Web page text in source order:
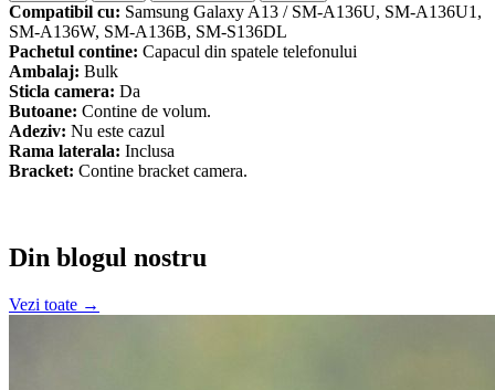
Compatibil cu: Samsung Galaxy A13 / SM-A136U, SM-A136U1,
SM-A136W, SM-A136B, SM-S136DL
Pachetul contine: Capacul din spatele telefonului
Ambalaj: Bulk
Sticla camera: Da
Butoane: Contine de volum.
Adeziv: Nu este cazul
Rama laterala: Inclusa
Bracket: Contine bracket camera.
Din blogul nostru
Vezi toate →